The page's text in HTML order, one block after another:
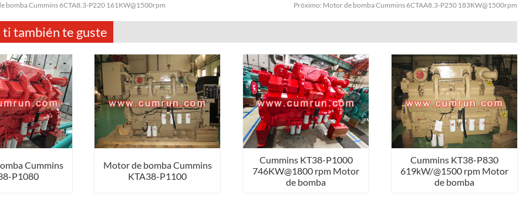
bomba Cummins 6CTA8.3-P220 161KW@1500rpm Próximo: Motor de bomba Cummins 6CTAA8.3-P250 183KW@1500rpm
ti también te guste
Cummins
P1080
Motor de bomba Cummins
KTA38-P1100
Cummins KT38-P1000
746KW@1800 rpm Motor
de bomba
Cummins KT38-P830
619kW/@1500 rpm Motor
de bomba